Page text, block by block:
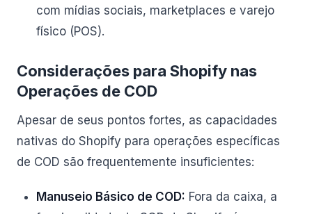
com mídias sociais, marketplaces e varejo
físico (POS).
Considerações para Shopify nas
Operações de COD
Apesar de seus pontos fortes, as capacidades
nativas do Shopify para operações específicas
de COD são frequentemente insuficientes:
Manuseio Básico de COD: Fora da caixa, a